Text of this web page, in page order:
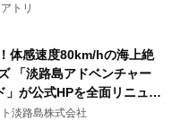
トリ
体感速度80km/hの海上絶
「淡路島アドベンチャー
」が公式HPを全面リニュー
マホで即予約完了の「スマ
へ刷新～
淡路島株式会社